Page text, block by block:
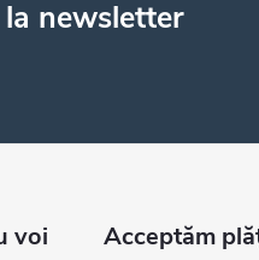
newsletter
voi Acceptăm